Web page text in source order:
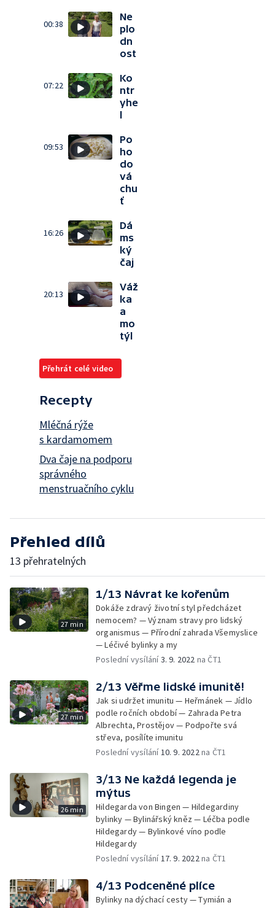
00:38
Ne
plo
dn
ost
07:22
Ko
ntr
yhe
l
09:53
Po
ho
do
vá
chu
ť
16:26
Dá
ms
ký
čaj
20:13
Váž
ka
a
mo
týl
Přehrát celé video
Recepty
Mléčná rýže
s kardamomem
Dva čaje na podporu
správného
menstruačního cyklu
Přehled dílů
13 přehratelných
27 min
1/13 Návrat ke kořenům
Dokáže zdravý životní styl předcházet
nemocem? — Význam stravy pro lidský
organismus — Přírodní zahrada Všemyslice
— Léčivé bylinky a my
Poslední vysílání3. 9. 2022 na ČT1
27 min
2/13 Věřme lidské imunitě!
Jak si udržet imunitu — Heřmánek — Jídlo
podle ročních období — Zahrada Petra
Albrechta, Prostějov — Podpořte svá
střeva, posílíte imunitu
Poslední vysílání10. 9. 2022na ČT1
26 min
3/13 Ne každá legenda je
mýtus
Hildegarda von Bingen — Hildegardiny
bylinky — Bylinářský kněz — Léčba podle
Hildegardy — Bylinkové víno podle
Hildegardy
Poslední vysílání17. 9. 2022na ČT1
4/13 Podceněné plíce
Bylinky na dýchací cesty — Tymián a